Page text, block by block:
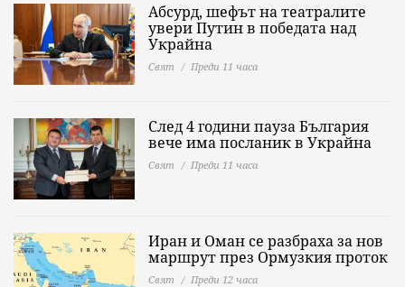
Абсурд, шефът на театралите
увери Путин в победата над
Украйна
Свят Преди 11 часа
След 4 години пауза България
вече има посланик в Украйна
Свят Преди 11 часа
Иран и Оман се разбраха за нов
маршрут през Ормузкия проток
Свят Преди 12 часа